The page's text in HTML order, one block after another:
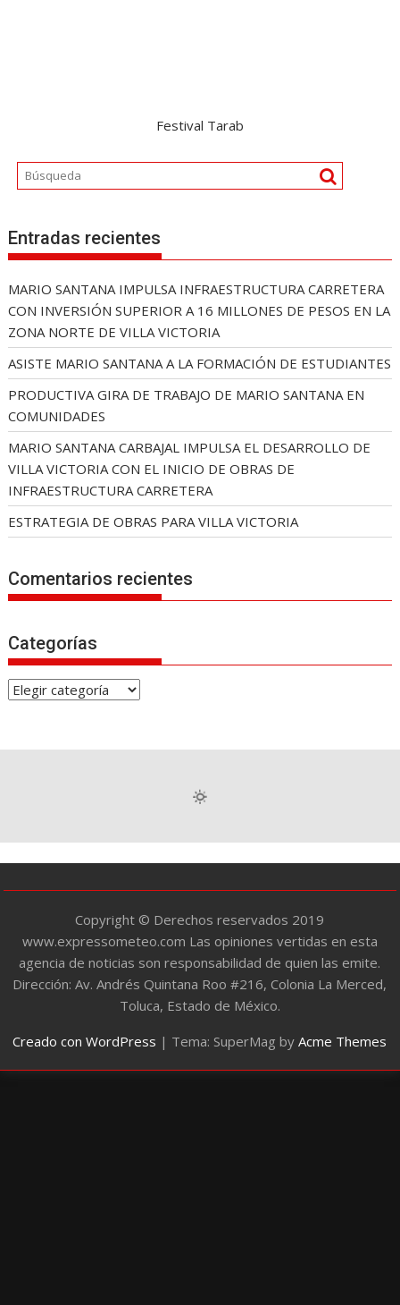
Festival Tarab
Entradas recientes
MARIO SANTANA IMPULSA INFRAESTRUCTURA CARRETERA
CON INVERSIÓN SUPERIOR A 16 MILLONES DE PESOS EN LA
ZONA NORTE DE VILLA VICTORIA
ASISTE MARIO SANTANA A LA FORMACIÓN DE ESTUDIANTES
PRODUCTIVA GIRA DE TRABAJO DE MARIO SANTANA EN
COMUNIDADES
MARIO SANTANA CARBAJAL IMPULSA EL DESARROLLO DE
VILLA VICTORIA CON EL INICIO DE OBRAS DE
INFRAESTRUCTURA CARRETERA
ESTRATEGIA DE OBRAS PARA VILLA VICTORIA
Comentarios recientes
Categorías
C
e
í
a
Copyright © Derechos reservados 2019
www.expressometeo.com Las opiniones vertidas en esta
agencia de noticias son responsabilidad de quien las emite.
Dirección: Av. Andrés Quintana Roo #216, Colonia La Merced,
Toluca, Estado de México.
Creado con WordPress | Tema: SuperMag byAcme Themes